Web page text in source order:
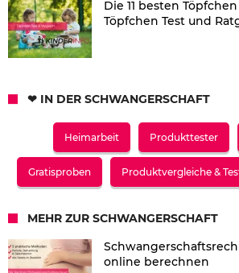
Die 11 besten
Töpfchen Test und
❤ IN DER SCHWANGERSCHAFT
Heimarbeit Produkttester
Gratisproben Produktvergleiche &
MEHR ZUR SCHWANGERSCHAFT
online berechnen